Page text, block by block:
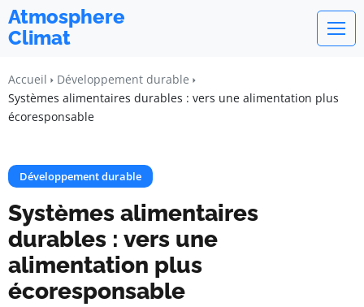
Atmosphere
Climat
Accueil
Développement durable
Systèmes alimentaires durables : vers une alimentation plus
écoresponsable
Développement durable
Systèmes alimentaires
durables : vers une
alimentation plus
écoresponsable